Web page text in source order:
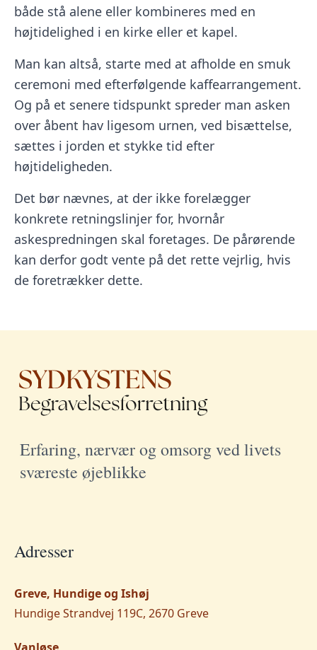
både stå alene eller kombineres med en
højtidelighed i en kirke eller et kapel.
Man kan altså, starte med at afholde en smuk
ceremoni med efterfølgende kaffearrangement.
Og på et senere tidspunkt spreder man asken
over åbent hav ligesom urnen, ved bisættelse,
sættes i jorden et stykke tid efter
højtideligheden.
Det bør nævnes, at der ikke forelægger
konkrete retningslinjer for, hvornår
askespredningen skal foretages. De pårørende
kan derfor godt vente på det rette vejrlig, hvis
de foretrækker dette.
Erfaring, nærvær og omsorg ved livets
sværeste øjeblikke
Adresser
Greve, Hundige og Ishøj
Hundige Strandvej 119C, 2670 Greve